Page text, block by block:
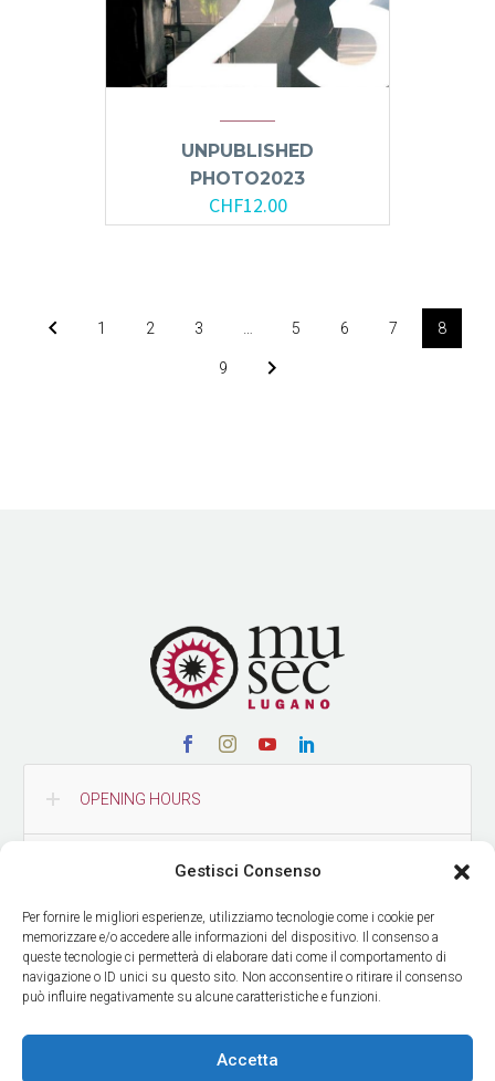
Gestisci Consenso
Per fornire le migliori esperienze, utilizziamo tecnologie come i cookie per
memorizzare e/o accedere alle informazioni del dispositivo. Il consenso a
queste tecnologie ci permetterà di elaborare dati come il comportamento di
navigazione o ID unici su questo sito. Non acconsentire o ritirare il consenso
può influire negativamente su alcune caratteristiche e funzioni.
Accetta
UNPUBLISHED
PHOTO2023
CHF12.00
1 2 3 … 5 6 7 8
9
OPENING HOURS
HOW TO REACH US